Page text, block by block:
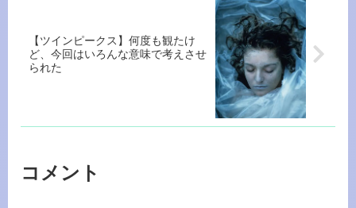
【ツインピークス】何度も観たけ
ど、今回はいろんな意味で考えさせ
られた
コメント